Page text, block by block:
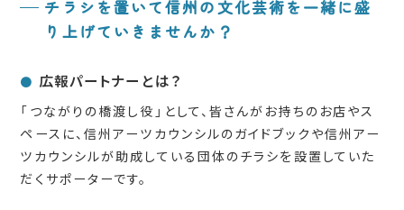
チラシを置いて信州の文化芸術を一緒に盛
り上げていきませんか？
● 広報パートナーとは？
「つながりの橋渡し役」として、皆さんがお持ちのお店やス
ペースに、信州アーツカウンシルのガイドブックや信州アー
ツカウンシルが助成している団体のチラシを設置していた
だくサポーターです。